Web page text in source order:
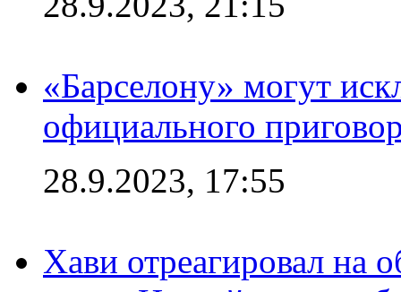
«Барселону» могут
официального
28.9.2023, 17:55
Хави отреагировал на